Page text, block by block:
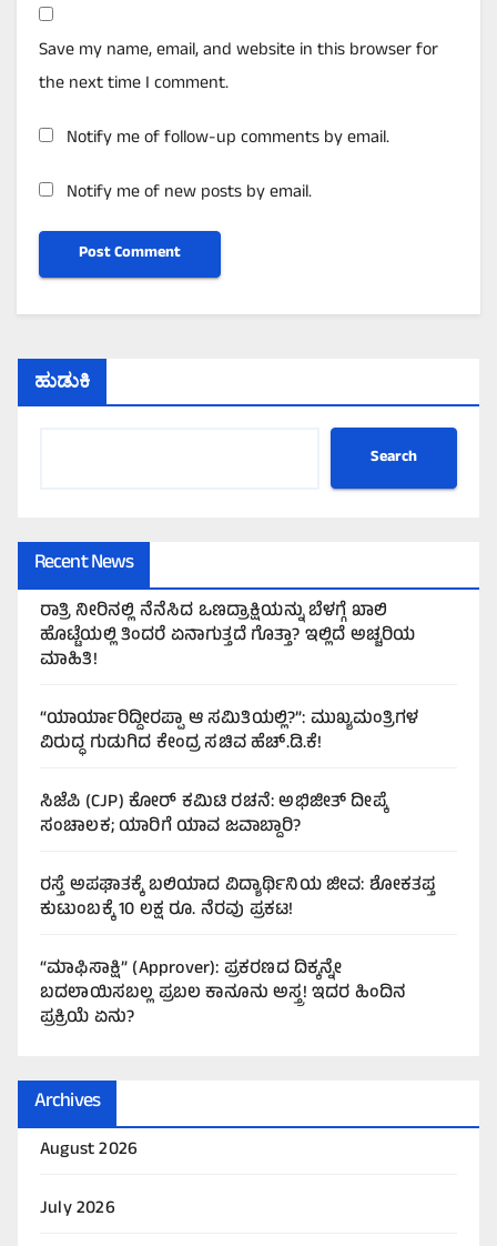
Save my name, email, and website in this browser for
the next time I comment.
Notify me of follow-up comments by email.
Notify me of new posts by email.
ಹುಡುಕಿ
Search
Recent News
ರಾತ್ರಿ ನೀರಿನಲ್ಲಿ ನೆನೆಸಿದ ಒಣದ್ರಾಕ್ಷಿಯನ್ನು ಬೆಳಗ್ಗೆ ಖಾಲಿ
ಹೊಟ್ಟೆಯಲ್ಲಿ ತಿಂದರೆ ಏನಾಗುತ್ತದೆ ಗೊತ್ತಾ? ಇಲ್ಲಿದೆ ಅಚ್ಚರಿಯ
ಮಾಹಿತಿ!
“ಯಾರ್ಯಾರಿದ್ದೀರಪ್ಪಾ ಆ ಸಮಿತಿಯಲ್ಲಿ?”: ಮುಖ್ಯಮಂತ್ರಿಗಳ
ವಿರುದ್ಧ ಗುಡುಗಿದ ಕೇಂದ್ರ ಸಚಿವ ಹೆಚ್.ಡಿ.ಕೆ!
ಸಿಜೆಪಿ (CJP) ಕೋರ್ ಕಮಿಟಿ ರಚನೆ: ಅಭಿಜೀತ್ ದೀಪ್ಕೆ
ಸಂಚಾಲಕ; ಯಾರಿಗೆ ಯಾವ ಜವಾಬ್ದಾರಿ?
ರಸ್ತೆ ಅಪಘಾತಕ್ಕೆ ಬಲಿಯಾದ ವಿದ್ಯಾರ್ಥಿನಿಯ ಜೀವ: ಶೋಕತಪ್ತ
ಕುಟುಂಬಕ್ಕೆ 10 ಲಕ್ಷ ರೂ. ನೆರವು ಪ್ರಕಟ!
“ಮಾಫಿಸಾಕ್ಷಿ” (Approver): ಪ್ರಕರಣದ ದಿಕ್ಕನ್ನೇ
ಬದಲಾಯಿಸಬಲ್ಲ ಪ್ರಬಲ ಕಾನೂನು ಅಸ್ತ್ರ! ಇದರ ಹಿಂದಿನ
ಪ್ರಕ್ರಿಯೆ ಏನು?
Archives
August 2026
July 2026